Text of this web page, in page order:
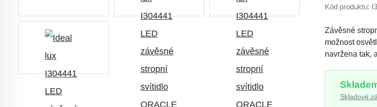
Kód produktu:
Závěsné
možnost
navržena tak,
Skladové